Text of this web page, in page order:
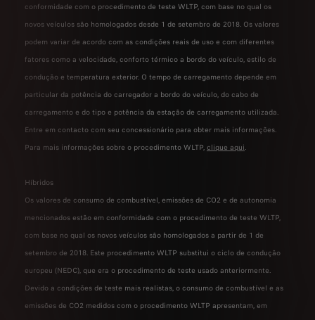
conformidade com o procedimento de teste WLTP, com base no qual os
novos veículos são homologados desde 1 de setembro de 2018. Os valores
podem variar de acordo com as condições reais de uso e com diferentes
fatores como a velocidade, conforto térmico a bordo do veículo, estilo de
condução e temperatura exterior. O tempo de carregamento depende em
particular da potência do carregador a bordo do veículo, do cabo de
carregamento e do tipo e potência da estação de carregamento utilizada.
Entre em contacto com seu concessionário para obter mais informações.
Para mais informações sobre o procedimento WLTP, clique aqui.
Híbridos
Os valores de consumo de combustível, emissões de CO2 e de autonomia
mencionados estão em conformidade com o procedimento de teste WLTP,
com base no qual os novos veículos são homologados a partir de 1 de
setembro de 2018. Este procedimento WLTP substitui o ciclo de condução
europeu (NEDC), que era o procedimento de teste usado anteriormente.
Devido a condições de teste mais realistas, o consumo de combustível e as
emissões de CO2 medidos com o procedimento WLTP apresentam, em